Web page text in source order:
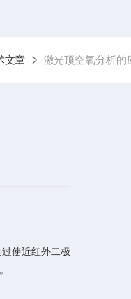
文章 激光顶空氧分析的
使近红外二极